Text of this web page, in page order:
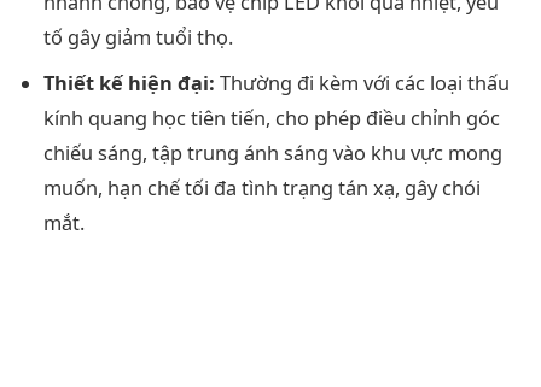
tố gây giảm tuổi thọ.
Thiết kế hiện đại: Thường đi kèm với các loại thấu
kính quang học tiên tiến, cho phép điều chỉnh góc
chiếu sáng, tập trung ánh sáng vào khu vực mong
muốn, hạn chế tối đa tình trạng tán xạ, gây chói
mắt.